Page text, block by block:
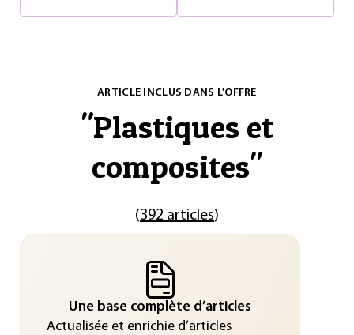
ARTICLE INCLUS DANS L'OFFRE
"Plastiques et
composites"
(392 articles)
Une base complète d’articles
Actualisée et enrichie d’articles